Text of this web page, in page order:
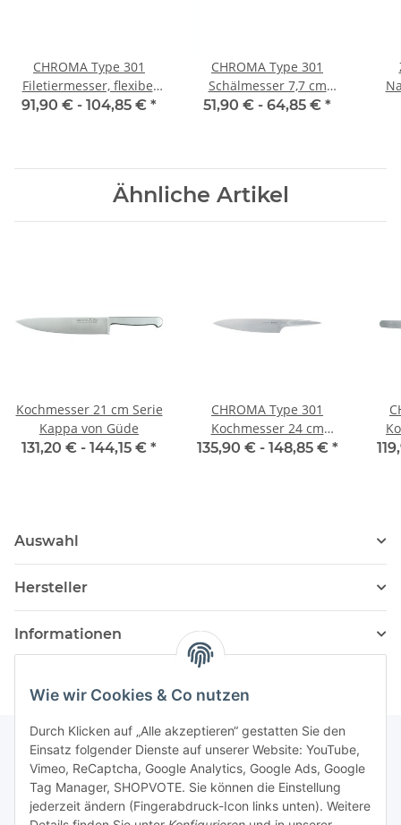
Wie wir Cookies & Co nutzen
Durch Klicken auf „Alle akzeptieren“ gestatten Sie den
Einsatz folgender Dienste auf unserer Website: YouTube,
Vimeo, ReCaptcha, Google Analytics, Google Ads, Google
Tag Manager, SHOPVOTE. Sie können die Einstellung
jederzeit ändern (Fingerabdruck-Icon links unten). Weitere
CHROMA Type 301
Filetiermesser, flexibel
19 cm Design by F.A.
91,90 € - 104,85 € *
CHROMA Type 301
Schälmesser 7,7 cm
Design by F.A. Porsche
51,90 € - 64,85 € *
Ähnliche Artikel
Kochmesser 21 cm Serie
Kappa von Güde
131,20 € - 144,15 € *
CHROMA Type 301
Kochmesser 24 cm
Design von F.A. Porsche
135,90 € - 148,85 € *
Auswahl
Hersteller
Informationen
Newsletter Abonnieren
Bitte senden Sie mir entsprechend Ihrer